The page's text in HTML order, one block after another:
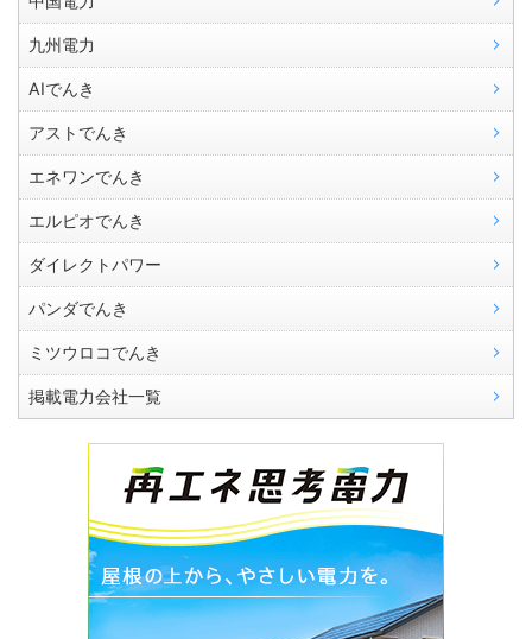
九州電力
AIでんき
アストでんき
エネワンでんき
エルピオでんき
ダイレクトパワー
パンダでんき
ミツウロコでんき
掲載電力会社一覧